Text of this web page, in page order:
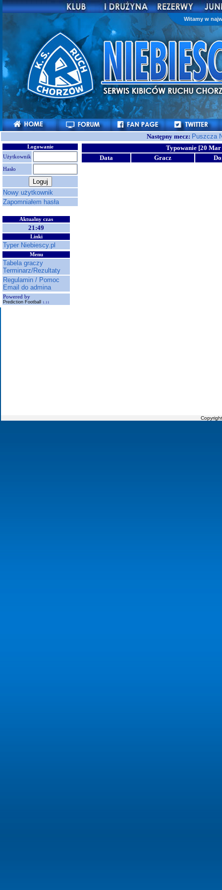
Witamy w
Następny mecz: Puszcza
Logowanie
Użytkownik
Hasło
Nowy użytkownik
Zapomniałem hasła
Aktualny czas
21:49
Linki
Typer Niebiescy.pl
Menu
Tabela graczy
Terminarz/Rezultaty
Regulamin / Pomoc
Email do admina
Powered by
Prediction Football 1.11
Typowanie [20 Mar
Data
Gracz